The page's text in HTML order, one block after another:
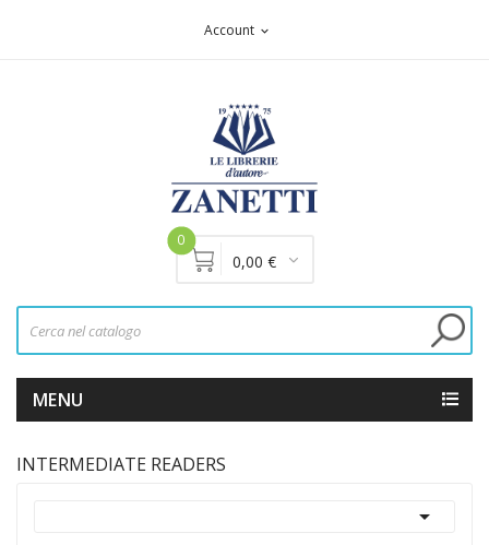
Account expand_more
0
0,00 €
MENU
INTERMEDIATE READERS
